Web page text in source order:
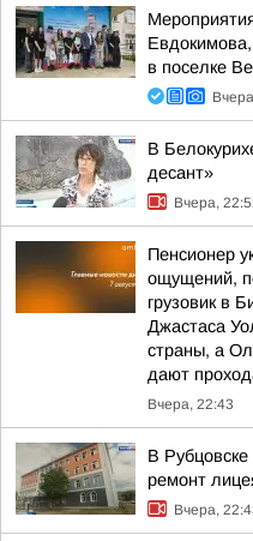
в поселке
В
десант»
Вчера,
Пенсионер
ощущений,
грузовик в
Джастаса
страны, а
дают
Вчера, 22:43
В
ремонт
Вчера,